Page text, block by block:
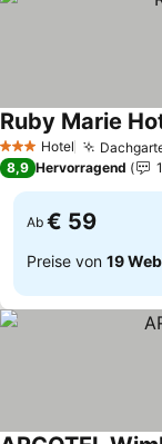
3 SterneHotel
Ruby Marie
8,9 Hervorragend
Ab € 59
Preise von 19